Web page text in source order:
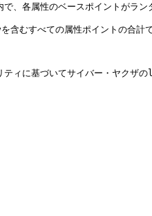
、各属性のベースポイントがラ
すべての属性ポイントの合計
リティに基づいてサイバー・